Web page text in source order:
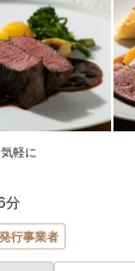
軽に
分
行事業者